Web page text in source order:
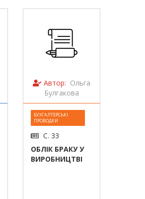
Автор: Ольга
Булгакова
БУХГАЛТЕРСЬКІ
ПРОВОДКИ
С. 33
ОБЛІК БРАКУ У
ВИРОБНИЦТВІ